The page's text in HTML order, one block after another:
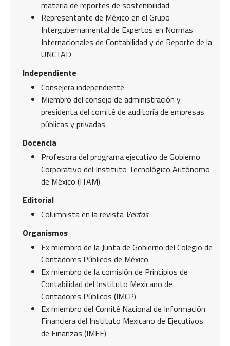
materia de reportes de sostenibilidad
Representante de México en el Grupo
Intergubernamental de Expertos en Normas
Internacionales de Contabilidad y de Reporte de la
UNCTAD
Independiente
Consejera independiente
Miembro del consejo de administración y
presidenta del comité de auditoría de empresas
públicas y privadas
Docencia
Profesora del programa ejecutivo de Gobierno
Corporativo del Instituto Tecnológico Autónomo
de México (ITAM)
Editorial
Columnista en la revista Veritas
Organismos
Ex miembro de la Junta de Gobierno del Colegio de
Contadores Públicos de México
Ex miembro de la comisión de Principios de
Contabilidad del Instituto Mexicano de
Contadores Públicos (IMCP)
Ex miembro del Comité Nacional de Información
Financiera del Instituto Mexicano de Ejecutivos
de Finanzas (IMEF)